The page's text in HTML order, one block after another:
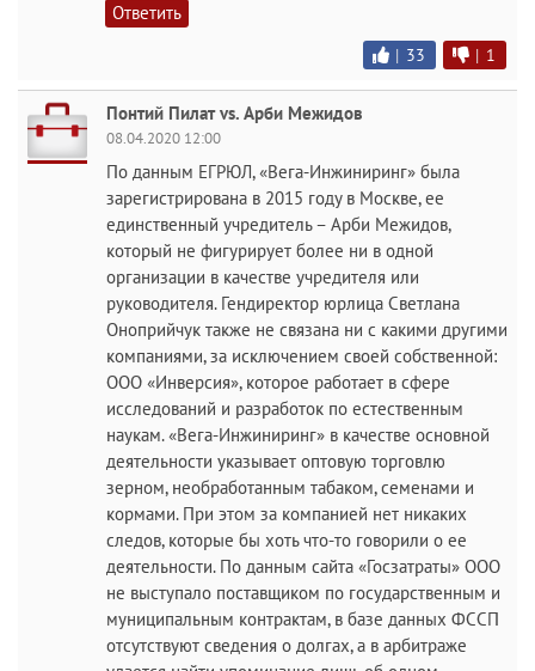
Ответить
| 33 | 1
Понтий Пилат vs. Арби Межидов
08.04.2020 12:00
По данным ЕГРЮЛ, «Вега-Инжиниринг» была
зарегистрирована в 2015 году в Москве, ее
единственный учредитель – Арби Межидов,
который не фигурирует более ни в одной
организации в качестве учредителя или
руководителя. Гендиректор юрлица Светлана
Оноприйчук также не связана ни с какими другими
компаниями, за исключением своей собственной:
ООО «Инверсия», которое работает в сфере
исследований и разработок по естественным
наукам. «Вега-Инжиниринг» в качестве основной
деятельности указывает оптовую торговлю
зерном, необработанным табаком, семенами и
кормами. При этом за компанией нет никаких
следов, которые бы хоть что-то говорили о ее
деятельности. По данным сайта «Госзатраты» ООО
не выступало поставщиком по государственным и
муниципальным контрактам, в базе данных ФССП
отсутствуют сведения о долгах, а в арбитраже